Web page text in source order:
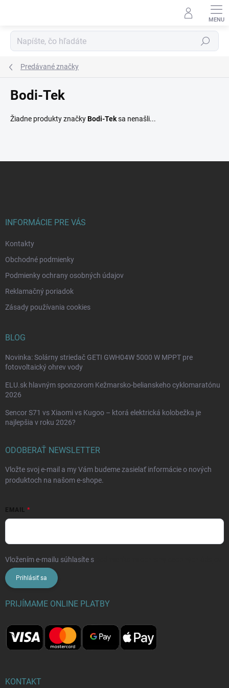
Hľadať
Predávané značky
Bodi-Tek
Žiadne produkty značkyBodi-Teksa nenašli...
INFORMÁCIE PRE VÁS
Kontakty
Obchodné podmienky
Podmienky ochrany osobných údajov
Reklamačný poriadok
Zásady používania cookies
BLOG
Novinka: Solárny striedač GETI GWH04W 5000 W MPPT pre
fotovoltaický ohrev vody
ELU.sk hlavným sponzorom Kežmarsko-belianskeho cyklomaratónu
2026
Sencor S71 vs Xiaomi vs Kugoo – ktorá elektrická kolobežka je
najlepšia v roku 2026?
ODOBERAŤ NEWSLETTER
Vložte svoj e-mail a my Vám budeme zasielať informácie o nových
produktoch na našom e-shope.
EMAIL
Vložením e-mailu súhlasíte s
Prihlásiť sa
PRIJÍMAME ONLINE PLATBY
KONTAKT